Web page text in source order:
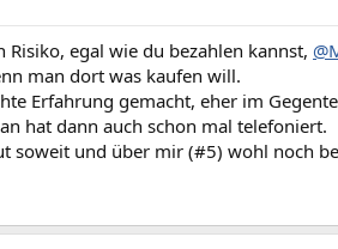
egal wie du bezahlen kannst,
man dort was kaufen will.
Erfahrung gemacht, eher im
hat dann auch schon mal telefoniert.
soweit und über mir (#5) wohl noch